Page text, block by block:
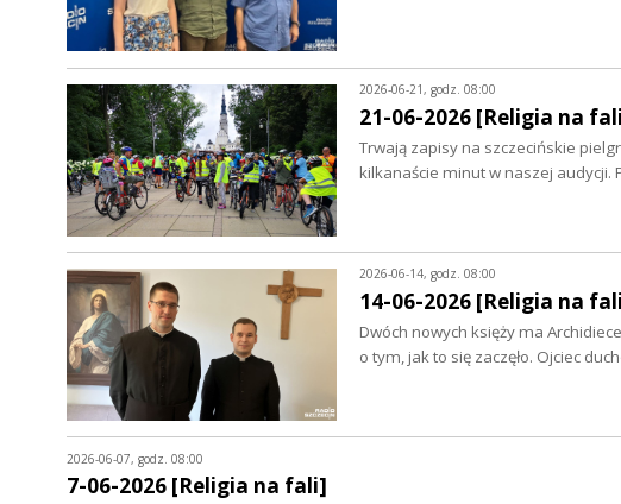
2026-06-21, godz. 08:00
21-06-2026 [Religia na
Trwają zapisy na szczecińskie
kilkanaście minut w naszej audycji.
2026-06-14, godz. 08:00
14-06-2026 [Religia na
Dwóch nowych księży ma
o tym, jak to się zaczęło. Ojciec
2026-06-07, godz. 08:00
7-06-2026 [Religia na fali]